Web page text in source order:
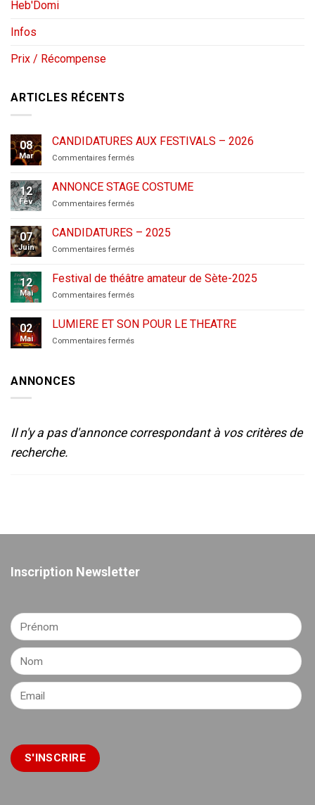
Heb'Domi
Infos
Prix / Récompense
ARTICLES RÉCENTS
08
Mar
CANDIDATURES AUX FESTIVALS – 2026
Commentaires ferméssur
AUX
FESTIVALS
–
12
Fév
ANNONCE STAGE COSTUME
Commentaires ferméssur
STAGE
COSTUME
07
Juin
CANDIDATURES – 2025
Commentaires ferméssur
2025
12
Mai
Festival de théâtre amateur de Sète-2025
Commentaires ferméssur
de
théâtre
amateur
02
Mai
LUMIERE ET SON POUR LE THEATRE
Commentaires ferméssur
ANNONCES
Il n'y a pas d'annonce correspondant à vos critères de
recherche.
Inscription Newsletter